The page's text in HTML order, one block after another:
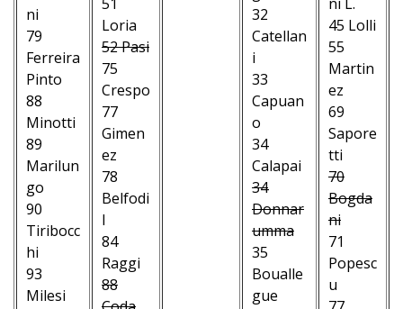
ni
79
Ferreira
Pinto
88
Minotti
89
Marilun
go
90
Tiribocc
hi
93
Milesi
Loria
52 Pasi
75
Crespo
77
Gimen
ez
78
Belfodi
l
84
Raggi
88
32
Catellan
i
33
Capuan
o
34
Calapai
34
Donnar
umma
35
Boualle
gue
45 Lolli
55
Martin
ez
69
Sapore
tti
70
Bogda
ni
71
Popesc
u